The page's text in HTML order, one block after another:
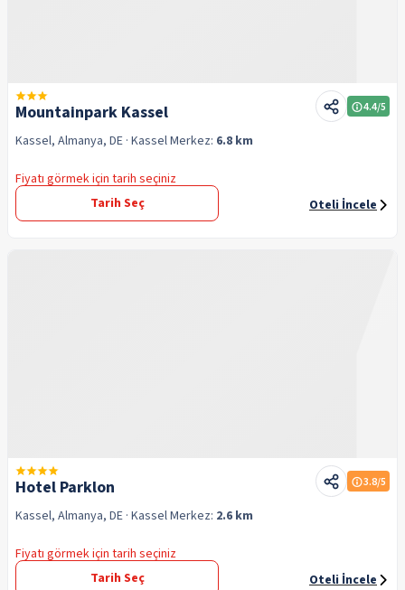
Mountainpark Kassel 4.4/5
Kassel, Almanya, DE · KasselMerkez: 6.8 km
Fiyatı görmek için tarih seçiniz
Tarih Seç
Oteli İncele
Hotel Parklon 3.8/5
Kassel, Almanya, DE · KasselMerkez: 2.6 km
Fiyatı görmek için tarih seçiniz
Tarih Seç
Oteli İncele